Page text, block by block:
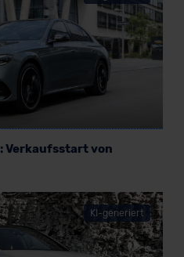
Verkaufsstart von
KI-generiert